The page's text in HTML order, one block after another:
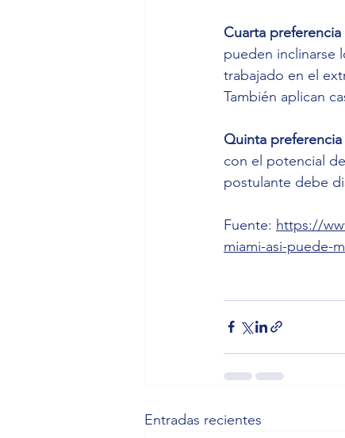
Cuarta
pueden inclinarse
trabajado en el
También aplican
Quinta
con el potencial
postulante debe
Fuente: https://
miami-asi-puede-
Entradas recientes